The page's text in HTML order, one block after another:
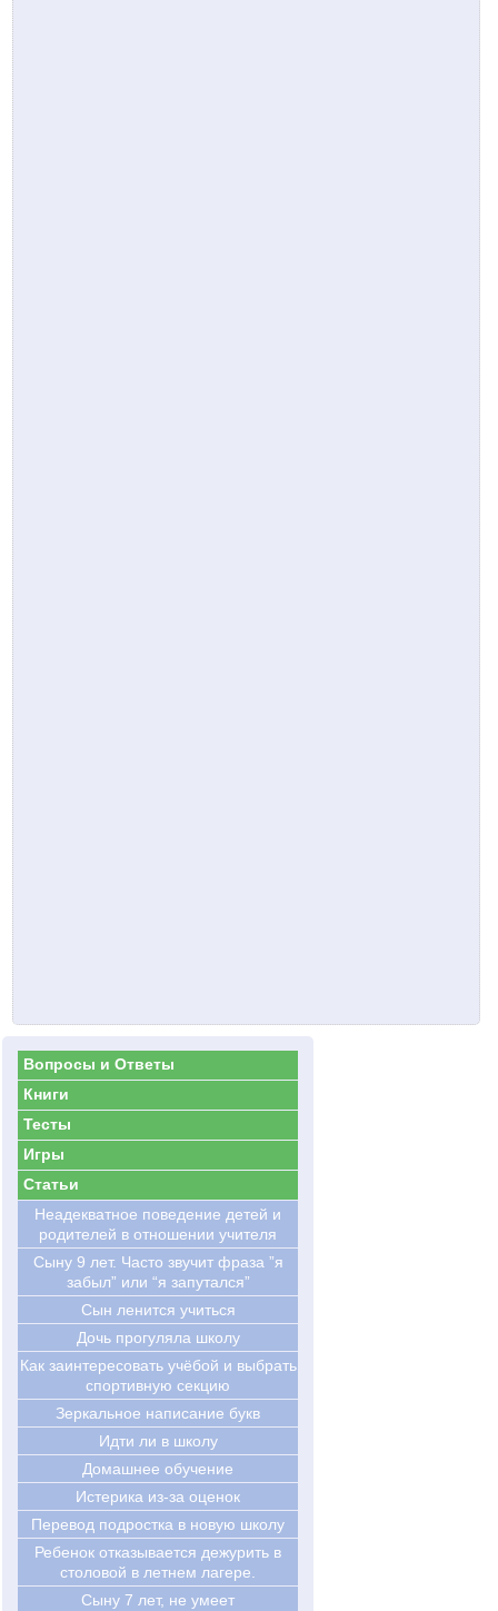
Вопросы и Ответы
Книги
Тесты
Игры
Статьи
Hеадекватное поведение детей и
родителей в отношении учителя
Сыну 9 лет. Часто звучит фраза ”я
забыл” или “я запутался”
Сын ленится учиться
Дочь прогуляла школу
Как заинтересовать учёбой и выбрать
спортивную секцию
Зеркальное написание букв
Идти ли в школу
Домашнее обучение
Истерика из-за оценок
Перевод подростка в новую школу
Ребенок отказывается дежурить в
столовой в летнем лагере.
Cыну 7 лет, не умеет